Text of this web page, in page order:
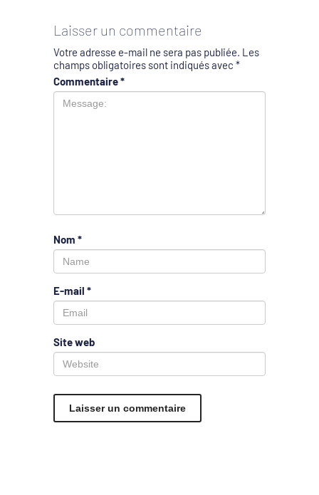
Laisser un commentaire
Votre adresse e-mail ne sera pas publiée. Les
champs obligatoires sont indiqués avec *
Commentaire*
Nom *
E-mail *
Site web